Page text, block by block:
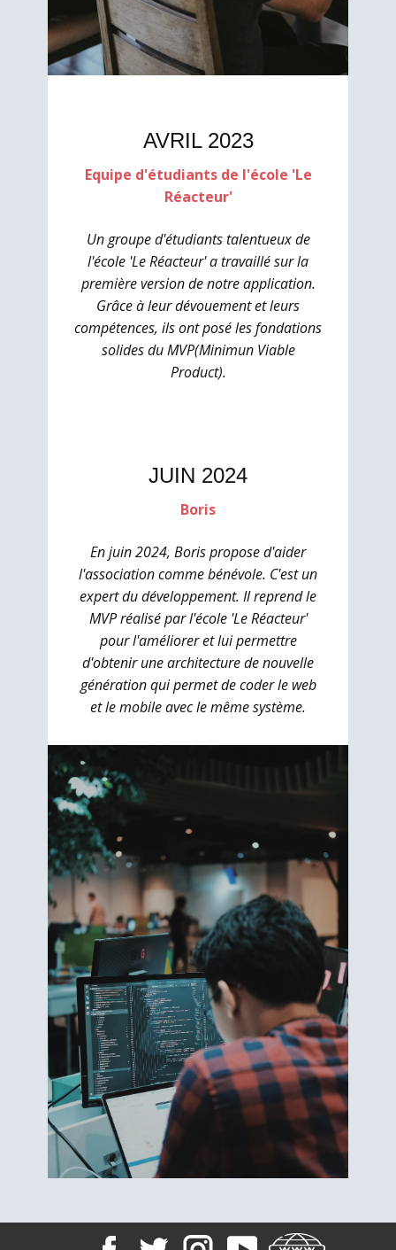
AVRIL 2023
Equipe d'étudiants de l'école 'Le
Réacteur'
Un groupe d'étudiants talentueux de
l'école 'Le Réacteur' a travaillé sur la
première version de notre application.
Grâce à leur dévouement et leurs
compétences, ils ont posé les fondations
solides du MVP(Minimun Viable
Product).
JUIN 2024
Boris
En juin 2024, Boris propose d'aider
l'association comme bénévole. C'est un
expert du développement. Il reprend le
MVP réalisé par l'école 'Le Réacteur'
pour l'améliorer et lui permettre
d'obtenir une architecture de nouvelle
génération qui permet de coder le web
et le mobile avec le même système.